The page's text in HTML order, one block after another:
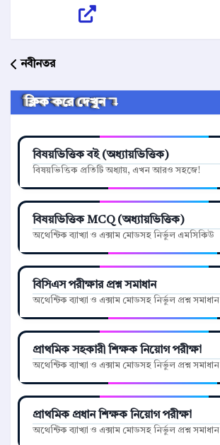
নবীনতর
ক্লিক করে দেখুন ↴
বিষয়ভিত্তিক বই (অধ্যায়ভিত্তিক)
বিষয়ভিত্তিক প্রতিটি অধ্যায়, এখন আরও সহজে!
বিষয়ভিত্তিক MCQ (অধ্যায়ভিত্তিক)
অথেন্টিক ব্যাখ্যা ও এক্সাম মোডসহ নির্ভুল এমসিকিউ
বিসিএস পরীক্ষার প্রশ্ন সমাধান
অথেন্টিক ব্যাখ্যা ও এক্সাম মোডসহ নির্ভুল প্রশ্ন সমাধান
প্রাথমিক সহকারী শিক্ষক নিয়োগ পরীক্ষা
অথেন্টিক ব্যাখ্যা ও এক্সাম মোডসহ নির্ভুল প্রশ্ন সমাধান
প্রাথমিক প্রধান শিক্ষক নিয়োগ পরীক্ষা
অথেন্টিক ব্যাখ্যা ও এক্সাম মোডসহ নির্ভুল প্রশ্ন সমাধান